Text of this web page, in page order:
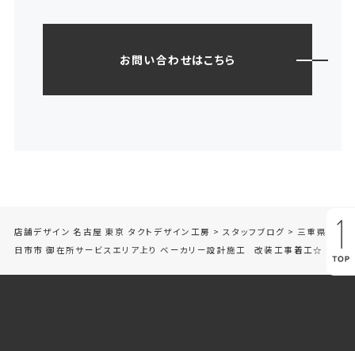
お問い合わせはこちら
店舗デザイン 名古屋 東京 タクトデザイン工房 > スタッフブログ > 三重県四
日市市 御在所サービスエリア上り ベーカリー設計施工 改装工事着工☆